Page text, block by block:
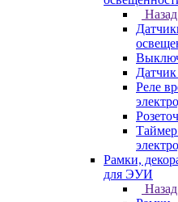
Назад
Реле
Рамки,
для ЭУИ
Назад